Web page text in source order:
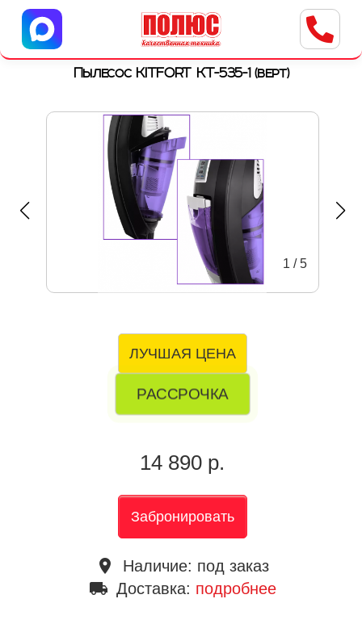
Центр бытовой техники
г. Ульяновск, ул. Пушкарева, 8a
Пылесос KITFORT КТ-535-1 (верт)
1 /5
ЛУЧШАЯ ЦЕНА
РАССРОЧКА
14 890 р.
Забронировать
place Наличие: под заказ
local_shipping Доставка: подробнее